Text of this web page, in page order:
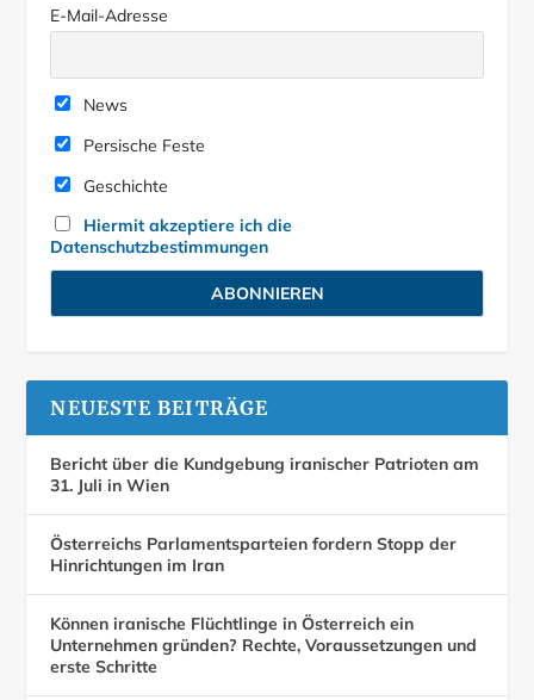
E-Mail-Adresse
News
Persische Feste
Geschichte
Hiermit akzeptiere ich die
Datenschutzbestimmungen
NEUESTE BEITRÄGE
Bericht über die Kundgebung iranischer Patrioten am
31. Juli in Wien
Österreichs Parlamentsparteien fordern Stopp der
Hinrichtungen im Iran
Können iranische Flüchtlinge in Österreich ein
Unternehmen gründen? Rechte, Voraussetzungen und
erste Schritte